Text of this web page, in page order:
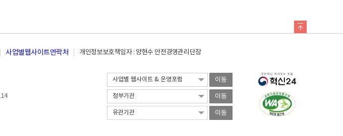
사업별웹사이트연락처 개인정보보호책임자 : 양현수 안전경영관리단장
이동
이동
이동